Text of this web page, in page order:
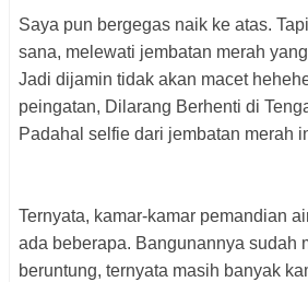
Saya pun bergegas naik ke atas.
sana, melewati jembatan merah
Jadi dijamin tidak akan macet
peingatan, Dilarang Berhenti di
Padahal selfie dari jembatan merah
Ternyata, kamar-kamar pemandian
ada beberapa. Bangunannya sudah
beruntung, ternyata masih banyak